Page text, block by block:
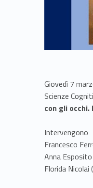
Giovedì 7
Scienze
con gli
Intervengono
Francesco
Anna
Florida Nicolai